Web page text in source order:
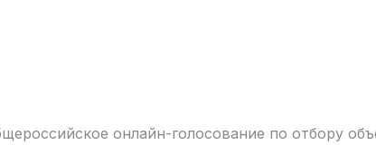
онлайн-голосование по отбору